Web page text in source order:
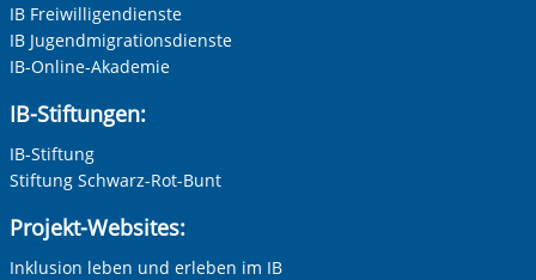
IB Freiwilligendienste
IB Jugendmigrationsdienste
IB-Online-Akademie
IB-Stiftungen:
IB-Stiftung
Stiftung Schwarz-Rot-Bunt
Projekt-Websites:
Inklusion leben und erleben im IB